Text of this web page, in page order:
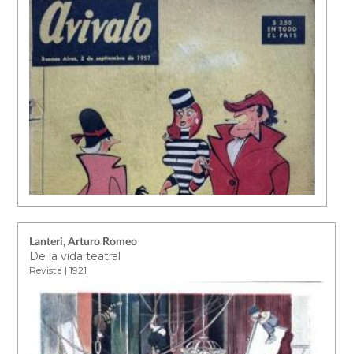
Lanteri, Arturo Romeo
De la vida teatral
Revista | 1921